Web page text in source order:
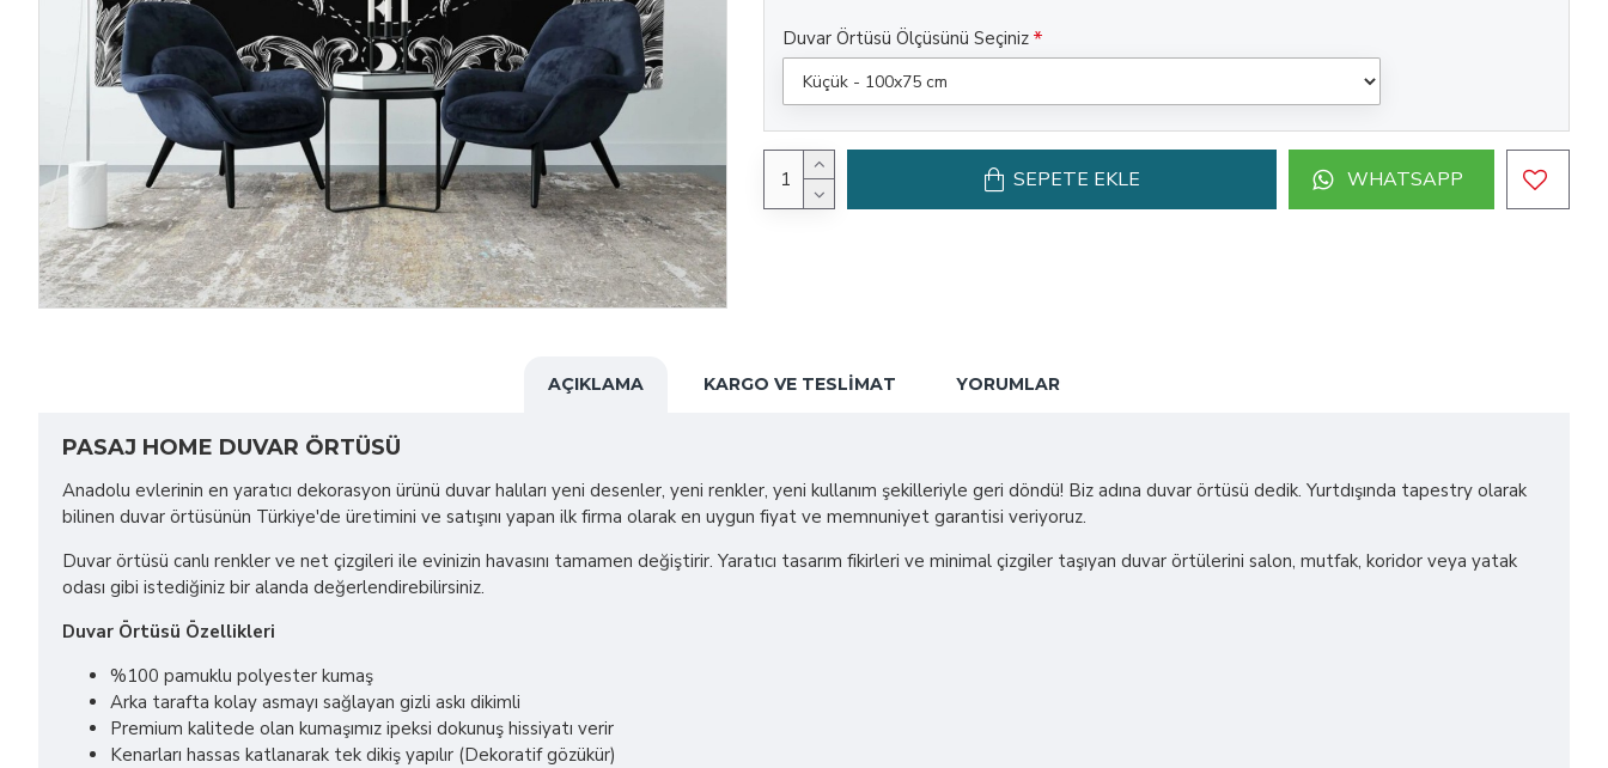
Duvar Örtüsü Ölçüsünü Seçiniz
SEPETE EKLE WHATSAPP
AÇIKLAMA KARGO VE TESLIMAT YORUMLAR
PASAJ HOME DUVAR ÖRTÜSÜ
Anadolu evlerinin en yaratıcı dekorasyon ürünü duvar halıları yeni desenler, yeni renkler, yeni kullanım şekilleriyle geri döndü! Biz adına duvar örtüsü dedik. Yurtdışında tapestry olarak
bilinen duvar örtüsünün Türkiye'de üretimini ve satışını yapan ilk firma olarak en uygun fiyat ve memnuniyet garantisi veriyoruz.
Duvar örtüsü canlı renkler ve net çizgileri ile evinizin havasını tamamen değiştirir. Yaratıcı tasarım fikirleri ve minimal çizgiler taşıyan duvar örtülerini salon, mutfak, koridor veya yatak
odası gibi istediğiniz bir alanda değerlendirebilirsiniz.
Duvar Örtüsü Özellikleri
%100 pamuklu polyester kumaş
Arka tarafta kolay asmayı sağlayan gizli askı dikimli
Premium kalitede olan kumaşımız ipeksi dokunuş hissiyatı verir
Kenarları hassas katlanarak tek dikiş yapılır (Dekoratif gözükür)